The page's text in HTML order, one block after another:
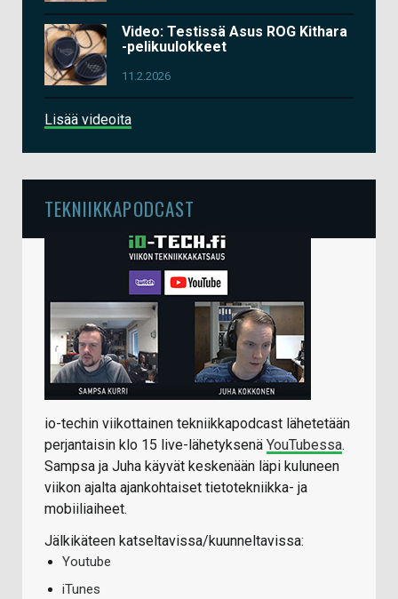
Video: Testissä Asus ROG Kithara
-pelikuulokkeet
11.2.2026
Lisää videoita
TEKNIIKKAPODCAST
io-techin viikottainen tekniikkapodcast lähetetään
perjantaisin klo 15 live-lähetyksenä YouTubessa.
Sampsa ja Juha käyvät keskenään läpi kuluneen
viikon ajalta ajankohtaiset tietotekniikka- ja
mobiiliaiheet.
Jälkikäteen katseltavissa/kuunneltavissa:
Youtube
iTunes